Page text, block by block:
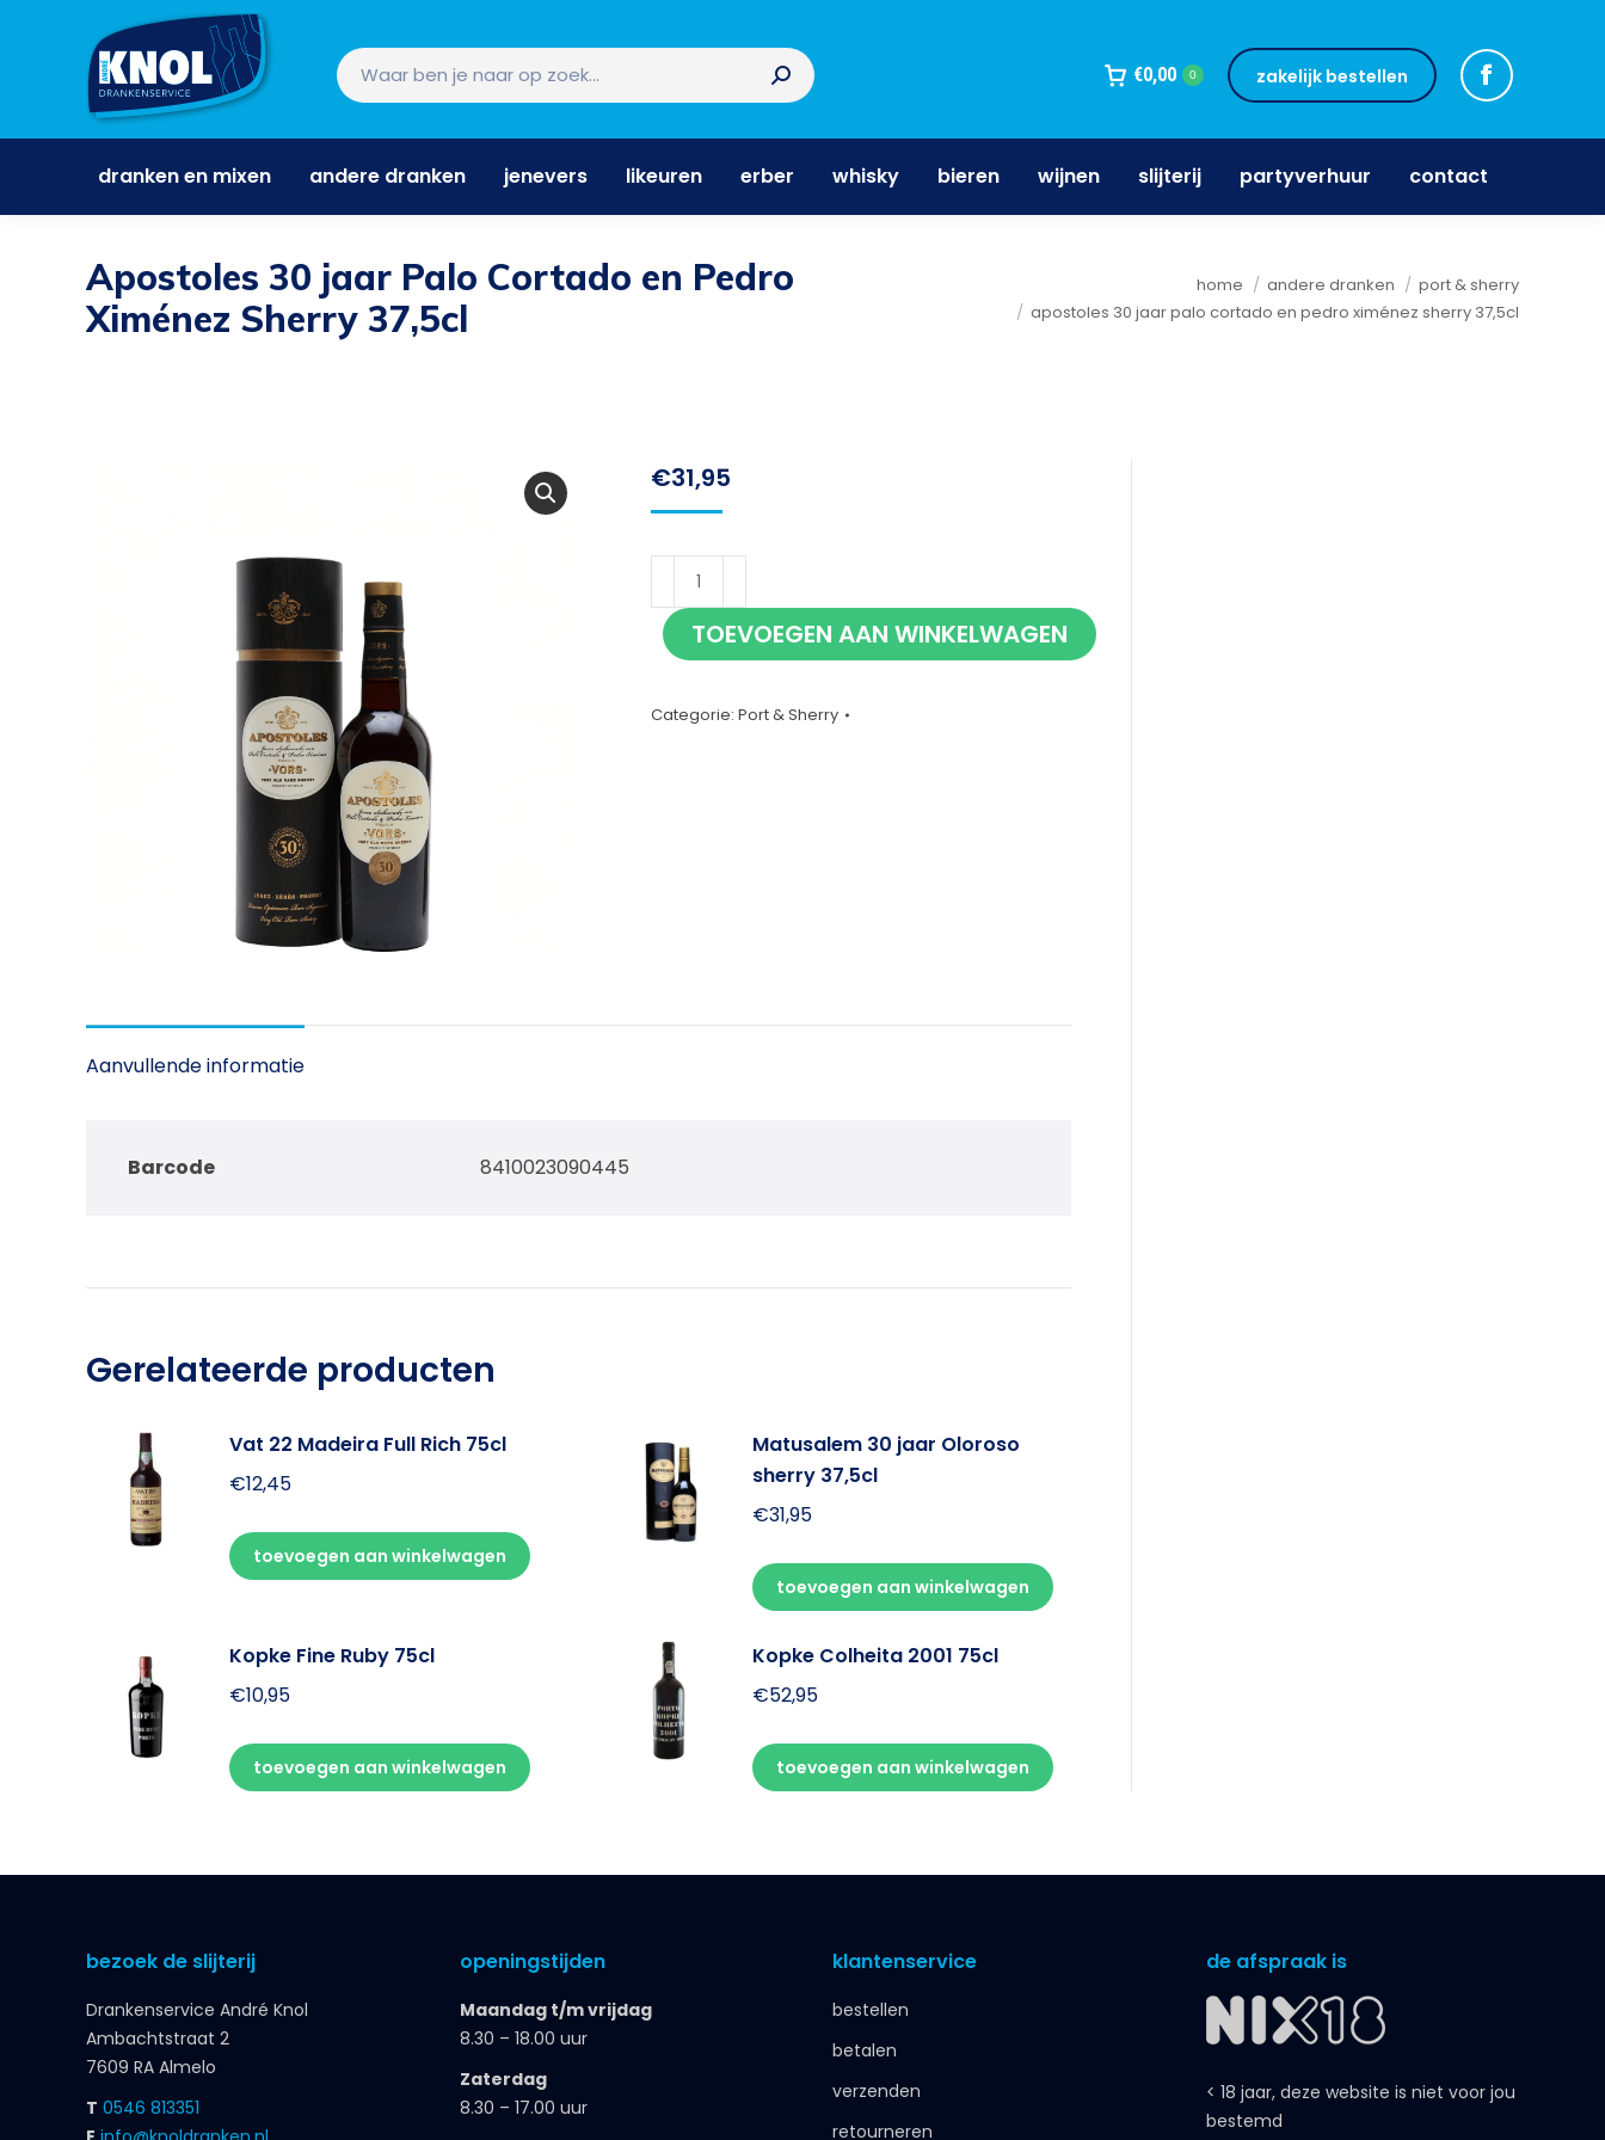
€0,00 0 zakelijk bestellen
dranken en mixen andere dranken jenevers likeuren erber whisky bieren wijnen slijterij partyverhuur contact
Apostoles 30 jaar Palo Cortado en Pedro
Ximénez Sherry 37,5cl
home andere dranken
port & sherry
apostoles 30 jaar palo cortado en pedro ximénez sherry 37,5cl
€31,95
Apostoles
30
jaar
Cortado
TOEVOEGEN AAN WINKELWAGEN
Categorie: Port & Sherry
Aanvullende informatie
Barcode 8410023090445
Gerelateerde producten
Vat 22 Madeira Full Rich 75cl
€12,45
toevoegen aan winkelwagen
Matusalem 30 jaar Oloroso
sherry 37,5cl
€31,95
toevoegen aan winkelwagen
Kopke Fine Ruby 75cl
€10,95
toevoegen aan winkelwagen
Kopke Colheita 2001 75cl
€52,95
toevoegen aan winkelwagen
bezoek de slijterij
Drankenservice André Knol
Ambachtstraat 2
7609 RA Almelo
T 0546 813351
openingstijden
Maandag t/m vrijdag
8.30 – 18.00 uur
Zaterdag
8.30 – 17.00 uur
klantenservice
bestellen
betalen
verzenden
retourneren
de afspraak is
< 18 jaar, deze website is niet voor jou
bestemd
dranken en mixen